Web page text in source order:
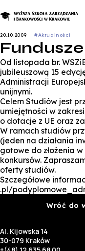
20.10.2009 #Aktualności
Od listopada br.
jubileuszową 15
Administracji
unijnymi.
Celem Studiów jest
umiejętności w
o dotacje z UE oraz
W ramach studiów
(jeden na działania
gotowe do złożenia
konkursów.
oferty studiów.
Szczegółowe
.pl/
Wróć do
Al. Kijowska 14
30-079 Kraków